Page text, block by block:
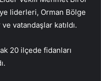
liderleri, Orman Bölge
vatandaşlar katıldı.
20 ilçede fidanları